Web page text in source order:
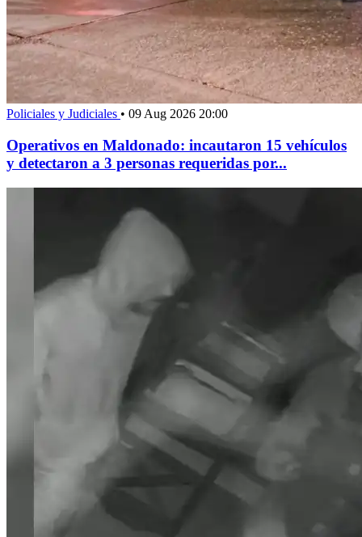
Policiales y Judiciales • 09 Aug 2026 20:00
Operativos en Maldonado: incautaron 15 vehículos
y detectaron a 3 personas requeridas por...